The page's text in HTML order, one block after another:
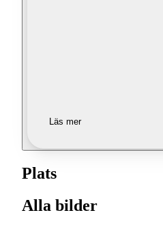
Läs mer
Plats
Alla bilder